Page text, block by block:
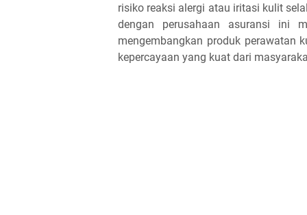
risiko reaksi alergi atau iritasi kulit
dengan perusahaan asuransi ini
mengembangkan produk perawatan
kepercayaan yang kuat dari